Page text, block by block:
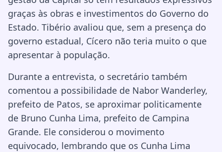
graças às obras e investimentos do Governo do
Estado. Tibério avaliou que, sem a presença do
governo estadual, Cícero não teria muito o que
apresentar à população.
Durante a entrevista, o secretário também
comentou a possibilidade de Nabor Wanderley,
prefeito de Patos, se aproximar politicamente
de Bruno Cunha Lima, prefeito de Campina
Grande. Ele considerou o movimento
equivocado, lembrando que os Cunha Lima